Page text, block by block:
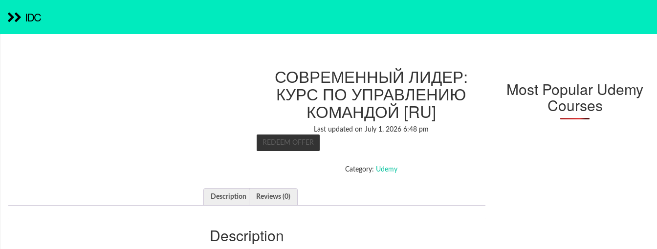
IDC
СОВРЕМЕННЫЙ ЛИДЕР:
КУРС ПО УПРАВЛЕНИЮ
КОМАНДОЙ [RU]
Last updated on July 1, 2026 6:48 pm
REDEEM OFFER
Category: Udemy
Description Reviews (0)
Description
Most Popular Udemy
Courses